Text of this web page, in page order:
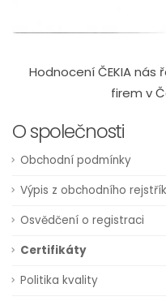
Hodnocení ČEKIA nás
firem v
O společnosti
Obchodní podmínky
Výpis z obchodního
Osvědčení o registraci
Certifikáty
Politika kvality